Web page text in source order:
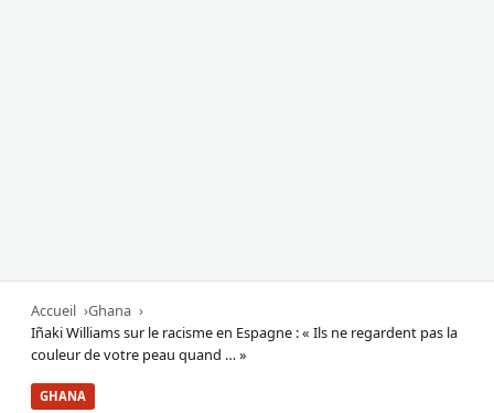
Accueil
Ghana
Iñaki Williams sur le racisme en Espagne : « Ils ne regardent pas la
couleur de votre peau quand … »
GHANA